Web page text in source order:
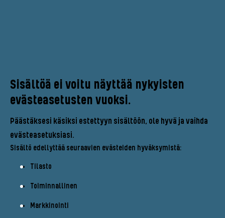
Sisältöä ei voitu näyttää nykyisten
evästeasetusten vuoksi.
Päästäksesi käsiksi estettyyn sisältöön, ole hyvä ja vaihda
evästeasetuksiasi.
Sisältö edellyttää seuraavien evästeiden hyväksymistä:
Tilasto
Toiminnallinen
Markkinointi